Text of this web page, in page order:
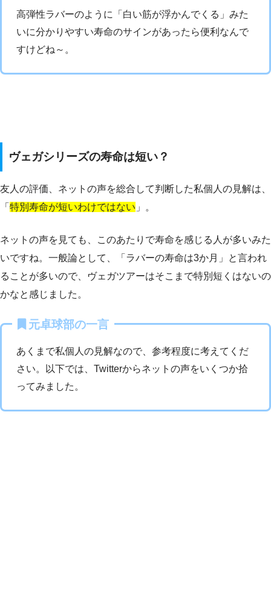
高弾性ラバーのように「白い筋が浮かんでくる」みた
いに分かりやすい寿命のサインがあったら便利なんで
すけどね～。
ヴェガシリーズの寿命は短い？
友人の評価、ネットの声を総合して判断した私個人の見解は、
「 特別寿命が短いわけではない 」。
ネットの声を見ても、このあたりで寿命を感じる人が多いみた
いですね。一般論として、「ラバーの寿命は3か月」と言われ
ることが多いので、ヴェガツアーはそこまで特別短くはないの
かなと感じました。
元卓球部の一言
あくまで私個人の見解なので、参考程度に考えてくだ
さい。以下では、Twitterからネットの声をいくつか拾
ってみました。